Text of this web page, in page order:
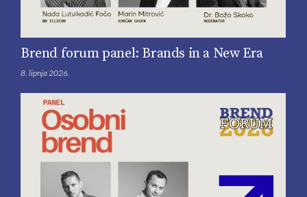
Brend forum panel: Brands in a New Era
8. lipnja 2026.